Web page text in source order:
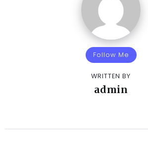
Follow Me
WRITTEN BY
admin